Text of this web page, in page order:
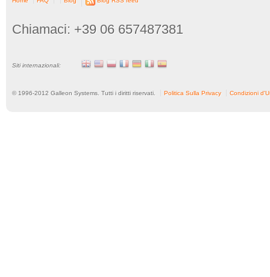
Chiamaci: +39 06 657487381
Siti internazionali:
© 1996-2012 Galleon Systems. Tutti i diritti riservati. Politica Sulla Privacy Condizioni